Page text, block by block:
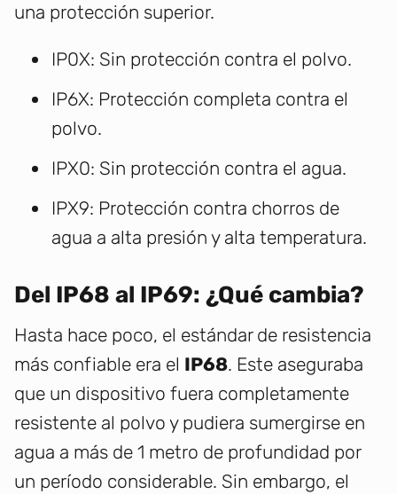
una protección superior.
IP0X: Sin protección contra el polvo.
IP6X: Protección completa contra el
polvo.
IPX0: Sin protección contra el agua.
IPX9: Protección contra chorros de
agua a alta presión y alta temperatura.
Del IP68 al IP69: ¿Qué cambia?
Hasta hace poco, el estándar de resistencia
más confiable era el IP68. Este aseguraba
que un dispositivo fuera completamente
resistente al polvo y pudiera sumergirse en
agua a más de 1 metro de profundidad por
un período considerable. Sin embargo, el